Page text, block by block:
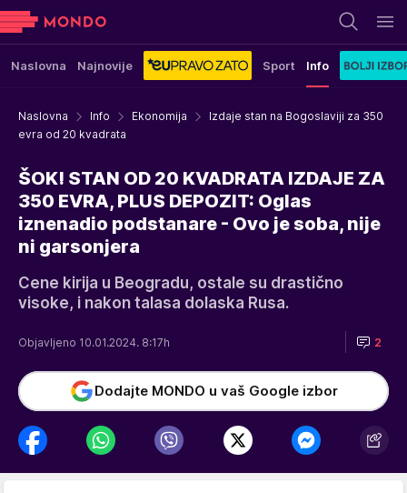
Naslovna Najnovije Sport Info
Naslovna Info Ekonomija
Izdaje stan na Bogoslaviji za 350
evra od 20 kvadrata
ŠOK! STAN OD 20 KVADRATA IZDAJE ZA
350 EVRA, PLUS DEPOZIT: Oglas
iznenadio podstanare - Ovo je soba, nije
ni garsonjera
Cene kirija u Beogradu, ostale su drastično
visoke, i nakon talasa dolaska Rusa.
Objavljeno 10.01.2024. 8:17h 2
Dodajte MONDO u vaš Google izbor